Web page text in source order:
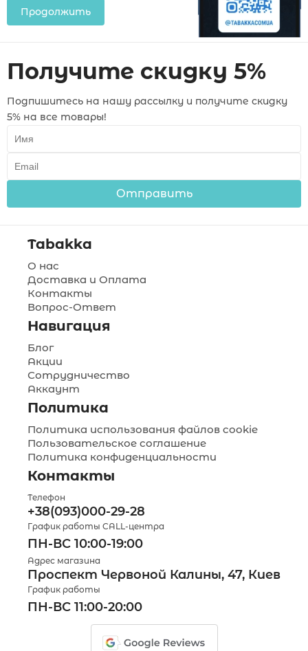
Продолжить
Получите скидку 5%
Подпишитесь на нашу рассылку и получите скидку
5% на все товары!
Отправить
Tabakka
О нас
Доставка и Оплата
Контакты
Вопрос-Ответ
Навигация
Блог
Акции
Сотрудничество
Аккаунт
Политика
Политика использования файлов cookie
Пользовательское соглашение
Политика конфиденциальности
Контакты
Телефон
+38(093)000-29-28
График работы CALL-центра
ПН-ВС 10:00-19:00
Адрес магазина
Проспект Червоной Калины, 47, Киев
График работы
ПН-ВС 11:00-20:00